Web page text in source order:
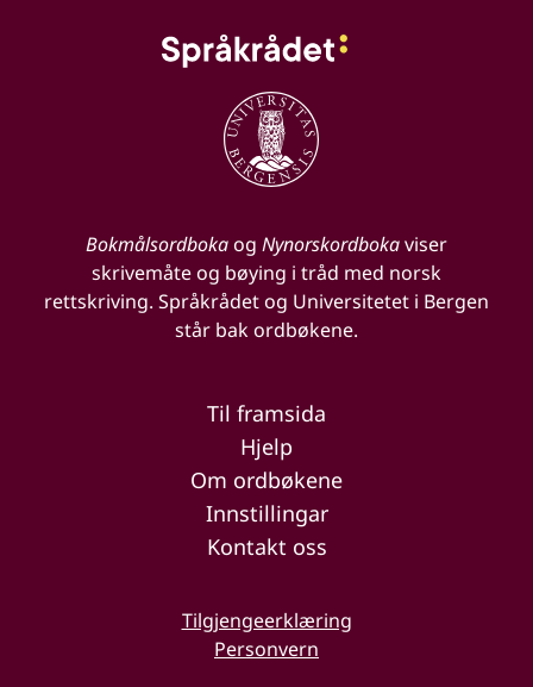
Bokmålsordbokaog Nynorskordbokaviser
skrivemåte og bøying i tråd med norsk
rettskriving. Språkrådet og Universitetet i Bergen
står bak ordbøkene.
Til framsida
Hjelp
Om ordbøkene
Innstillingar
Kontakt oss
Tilgjengeerklæring
Personvern